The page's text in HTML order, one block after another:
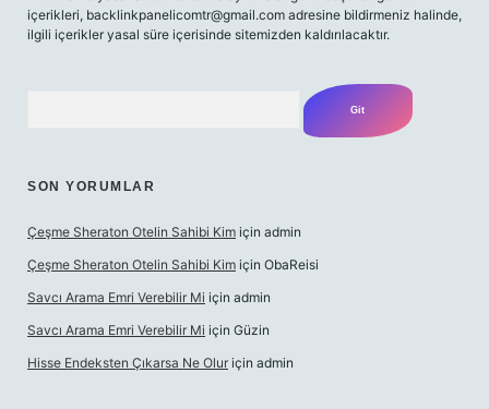
içerikleri, backlinkpanelicomtr@gmail.com adresine bildirmeniz halinde,
ilgili içerikler yasal süre içerisinde sitemizden kaldırılacaktır.
SON YORUMLAR
Çeşme Sheraton Otelin Sahibi Kim için admin
Çeşme Sheraton Otelin Sahibi Kim için ObaReisi
Savcı Arama Emri Verebilir Mi için admin
Savcı Arama Emri Verebilir Mi için Güzin
Hisse Endeksten Çıkarsa Ne Olur için admin